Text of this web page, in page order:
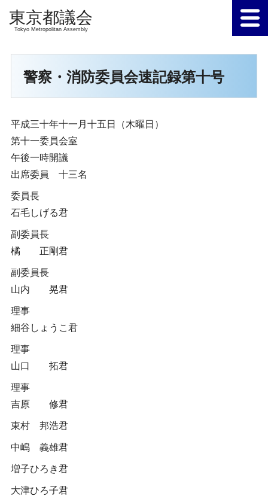
Tokyo Metropolitan Assembly
警察・消防委員会速記録第十号
平成三十年十一月十五日（木曜日）
第十一委員会室
午後一時開議
出席委員 十三名
委員長
石毛しげる君
副委員長
橘 正剛君
副委員長
山内 晃君
理事
細谷しょうこ君
理事
山口 拓君
理事
吉原 修君
東村 邦浩君
中嶋 義雄君
増子ひろき君
大津ひろ子君